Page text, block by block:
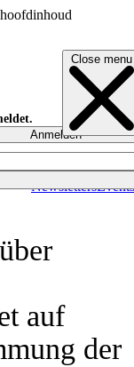
Close menu
NewslettersEvents
Anmelden
auf
der